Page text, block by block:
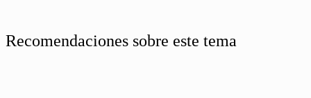
Recomendaciones sobre este tema